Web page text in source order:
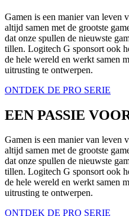
Gamen is een manier van leven
altijd samen met de grootste
dat onze spullen de nieuwste
tillen. Logitech G sponsort ook
de hele wereld en werkt samen
uitrusting te ontwerpen.
ONTDEK DE PRO SERIE
EEN PASSIE
Gamen is een manier van leven
altijd samen met de grootste
dat onze spullen de nieuwste
tillen. Logitech G sponsort ook
de hele wereld en werkt samen
uitrusting te ontwerpen.
ONTDEK DE PRO SERIE